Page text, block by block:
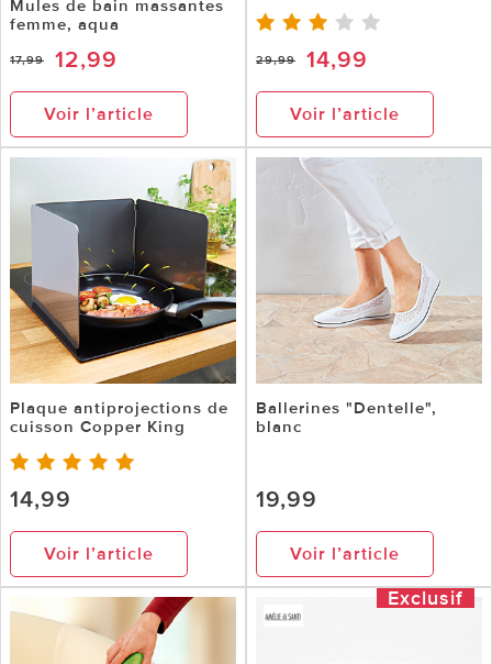
Mules de bain massantes
femme, aqua
17,99 12,99
Voir l’article
29,99 14,99
Voir l’article
Plaque antiprojections de
cuisson Copper King
14,99
Voir l’article
Ballerines "Dentelle",
blanc
19,99
Voir l’article
Exclusif